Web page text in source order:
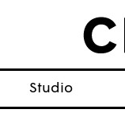
Studio